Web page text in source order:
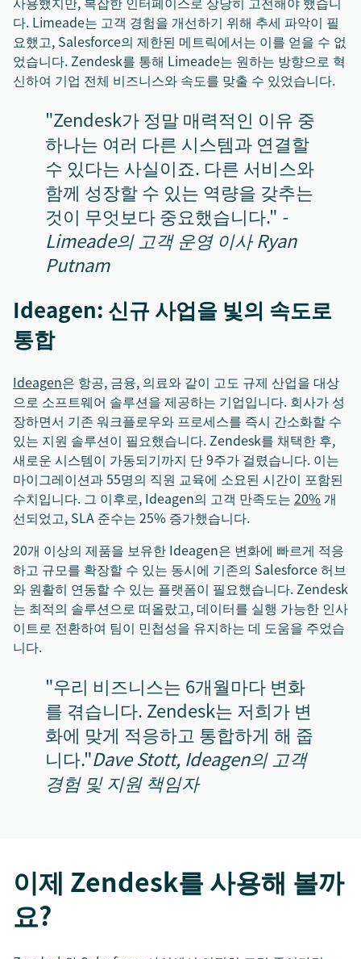
다. Limeade는 고객 경험을 개선하기 위해 추세 파악이 필
요했고, Salesforce의 제한된 메트릭에서는 이를 얻을 수 없
었습니다. Zendesk를 통해 Limeade는 원하는 방향으로 혁
신하여 기업 전체 비즈니스와 속도를 맞출 수 있었습니다.
"Zendesk가 정말 매력적인 이유 중
하나는 여러 다른 시스템과 연결할
수 있다는 사실이죠. 다른 서비스와
함께 성장할 수 있는 역량을 갖추는
것이 무엇보다 중요했습니다." -
Limeade의 고객 운영 이사 Ryan
Putnam
Ideagen: 신규 사업을 빛의 속도로
통합
Ideagen은 항공, 금융, 의료와 같이 고도 규제 산업을 대상
으로 소프트웨어 솔루션을 제공하는 기업입니다. 회사가 성
장하면서 기존 워크플로우와 프로세스를 즉시 간소화할 수
있는 지원 솔루션이 필요했습니다. Zendesk를 채택한 후,
새로운 시스템이 가동되기까지 단 9주가 걸렸습니다. 이는
마이그레이션과 55명의 직원 교육에 소요된 시간이 포함된
수치입니다. 그 이후로, Ideagen의 고객 만족도는 20% 개
선되었고, SLA 준수는 25% 증가했습니다.
20개 이상의 제품을 보유한 Ideagen은 변화에 빠르게 적응
하고 규모를 확장할 수 있는 동시에 기존의 Salesforce 허브
와 원활히 연동할 수 있는 플랫폼이 필요했습니다. Zendesk
는 최적의 솔루션으로 떠올랐고, 데이터를 실행 가능한 인사
이트로 전환하여 팀이 민첩성을 유지하는 데 도움을 주었습
니다.
"우리 비즈니스는 6개월마다 변화
를 겪습니다. Zendesk는 저희가 변
화에 맞게 적응하고 통합하게 해 줍
니다."Dave Stott, Ideagen의 고객
경험 및 지원 책임자
이제 Zendesk를 사용해 볼까
요?